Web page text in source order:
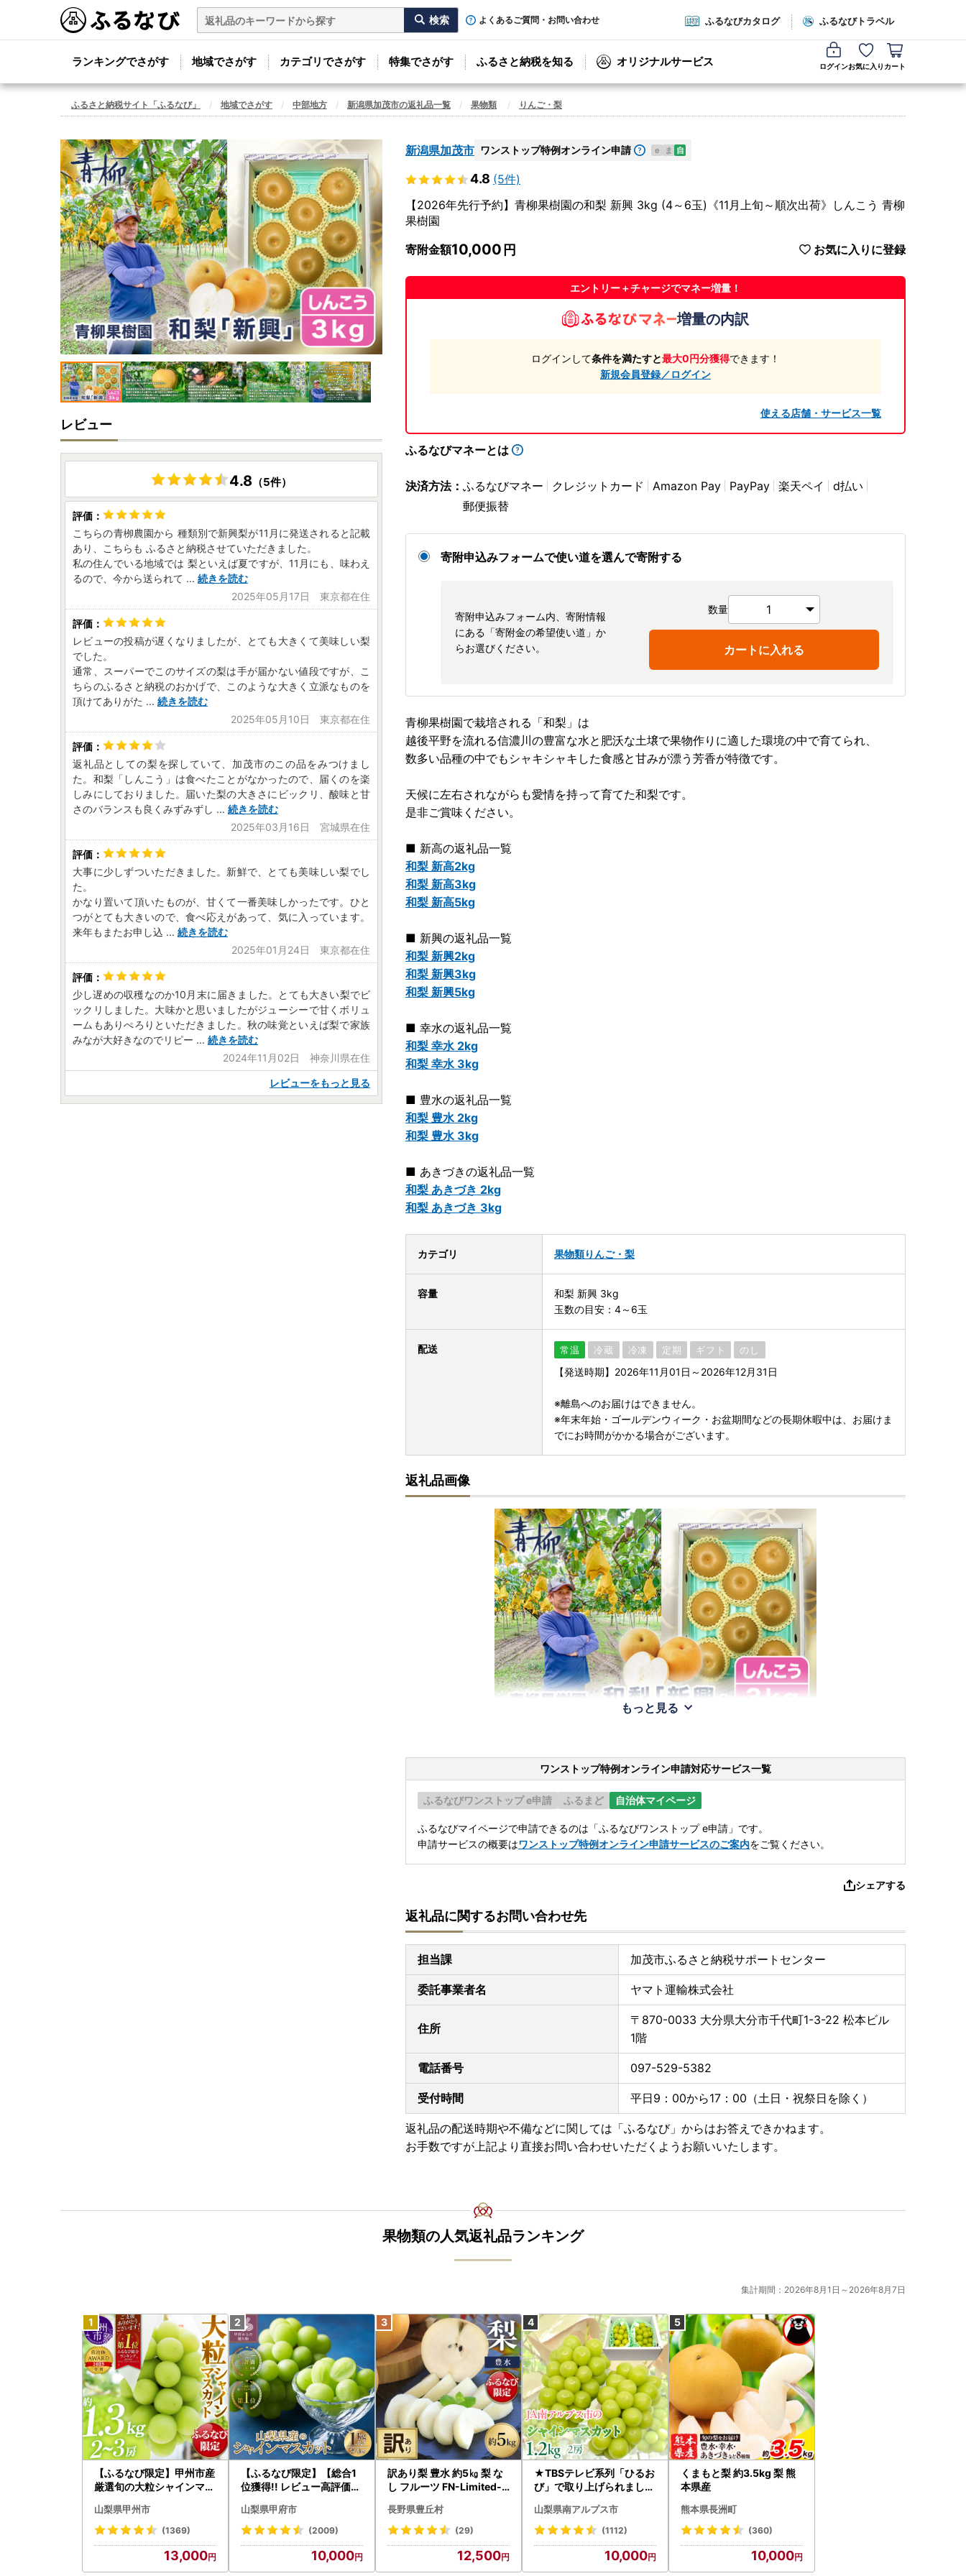
よくあるご質問・お問い合わせ ふるなびカタログ ふるなびトラベル
ランキングでさがす 地域でさがす カテゴリでさがす 特集でさがす ふるさと納税を知る オリジナルサービス ログインお気に入り カート
ふるさと納税サイト「ふるなび」 地域でさがす 中部地方 新潟県加茂市の返礼品一覧 果物類 りんご・梨
新潟県加茂市 ワンストップ特例オンライン申請 e ま 自
4.8 (5件)
【2026年先行予約】青柳果樹園の和梨 新興 3kg (4～6玉)《11月上旬～順次出荷》しんこう 青柳
果樹園
寄附金額10,000 お気に入りに登録
エントリー＋チャージでマネー増量！
増量の内訳
ログインして条件を満たすと最大0円分獲得できます！
新規会員登録／ログイン
使える店舗・サービス一覧
ふるなびマネーとは
決済方法： ふるなびマネー クレジットカード Amazon Pay PayPay 楽天ペイ
d払い
郵便振替
寄附申込みフォームで使い道を選んで寄附する
寄附申込みフォーム内、寄附情報
にある「寄附金の希望使い道」か
らお選びください。
数量
カートに入れる
青柳果樹園で栽培される「和梨」は
越後平野を流れる信濃川の豊富な水と肥沃な土壌で果物作りに適した環境の中で育てられ、
数多い品種の中でもシャキシャキした食感と甘みが漂う芳香が特徴です。
天候に左右されながらも愛情を持って育てた和梨です。
是非ご賞味ください。
■ 新高の返礼品一覧
和梨 新高2kg
和梨 新高3kg
和梨 新高5kg
■ 新興の返礼品一覧
和梨 新興2kg
和梨 新興3kg
和梨 新興5kg
■ 幸水の返礼品一覧
和梨 幸水 2kg
和梨 幸水 3kg
■ 豊水の返礼品一覧
和梨 豊水 2kg
和梨 豊水 3kg
■ あきづきの返礼品一覧
和梨 あきづき 2kg
和梨 あきづき 3kg
カテゴリ 果物類りんご・梨
容量
和梨 新興 3kg
玉数の目安：4～6玉
配送 常温 冷蔵 冷凍 定期 ギフト のし
【発送時期】2026年11月01日～2026年12月31日
※離島へのお届けはできません。
※年末年始・ゴールデンウィーク・お盆期間などの長期休暇中は、お届けま
でにお時間がかかる場合がございます。
返礼品画像
もっと見る
ワンストップ特例オンライン申請対応サービス一覧
ふるなびワンストップ e申請 ふるまど 自治体マイページ
ふるなびマイページで申請できるのは「ふるなびワンストップ e申請」です。
申請サービスの概要はワンストップ特例オンライン申請サービスのご案内をご覧ください。
シェアする
返礼品に関するお問い合わせ先
担当課 加茂市ふるさと納税サポートセンター
委託事業者名 ヤマト運輸株式会社
住所
〒870-0033 大分県大分市千代町1-3-22 松本ビル
1階
電話番号 097-529-5382
受付時間 平日9：00から17：00（土日・祝祭日を除く）
返礼品の配送時期や不備などに関しては「ふるなび」からはお答えできかねます。
お手数ですが上記より直接お問い合わせいただくようお願いいたします。
レビュー
4.8 （5件）
こちらの青栁農園から 種類別で新興梨が11月に発送されると記載
あり、こちらも ふるさと納税させていただきました。
私の住んでいる地域では 梨といえば夏ですが、11月にも、味わえ
るので、今から送られて ... 続きを読む
2025年05月17日 東京都在住
レビューの投稿が遅くなりましたが、とても大きくて美味しい梨
でした。
通常、スーパーでこのサイズの梨は手が届かない値段ですが、こ
ちらのふるさと納税のおかげで、このような大きく立派なものを
頂けてありがた ... 続きを読む
2025年05月10日 東京都在住
返礼品としての梨を探していて、加茂市のこの品をみつけまし
た。和梨「しんこう」は食べたことがなかったので、届くのを楽
しみにしておりました。届いた梨の大きさにビックリ、酸味と甘
さのバランスも良くみずみずし ... 続きを読む
2025年03月16日 宮城県在住
大事に少しずついただきました。新鮮で、とても美味しい梨でし
た。
かなり置いて頂いたものが、甘くて一番美味しかったです。ひと
つがとても大きいので、食べ応えがあって、気に入っています。
来年もまたお申し込 ... 続きを読む
2025年01月24日 東京都在住
少し遅めの収穫なのか10月末に届きました。とても大きい梨でビ
ックリしました。大味かと思いましたがジューシーで甘くボリュ
ームもありぺろりといただきました。秋の味覚といえば梨で家族
みなが大好きなのでリピー ... 続きを読む
2024年11月02日 神奈川県在住
レビューをもっと見る
果物類の人気返礼品ランキング
集計期間：2026年8月1日～2026年8月7日
【ふるなび限定】甲州市産
厳選旬の大粒シャインマス
026年発送】（MG）B12-
472 FN-Limited-VO シャ
山梨県甲州市
(1369)
13,000
【ふるなび限定】【総合1
位獲得!! レビュー高評価★
梨県産 シャインマスカッ
ト 2～3房（1.0kg以上）シ
山梨県甲府市
(2009)
10,000
訳あり梨 豊水 約5㎏ 梨 な
し フルーツ FN-Limited-P
長野県豊丘村
(29)
12,500
★TBSテレビ系列「ひるお
び」で取り上げられました
約＞絶品！南アルプス市産
シャインマスカット1.2kg
高評価 ランキング おすす
山梨県南アルプス市
(1112)
10,000
くまもと梨 約3.5kg 梨 熊
本県産
熊本県長洲町
(360)
10,000